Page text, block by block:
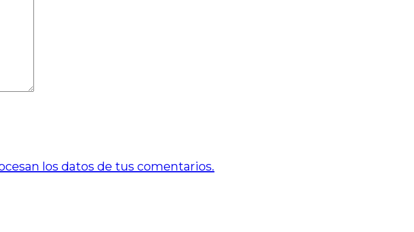
los datos de tus comentarios.